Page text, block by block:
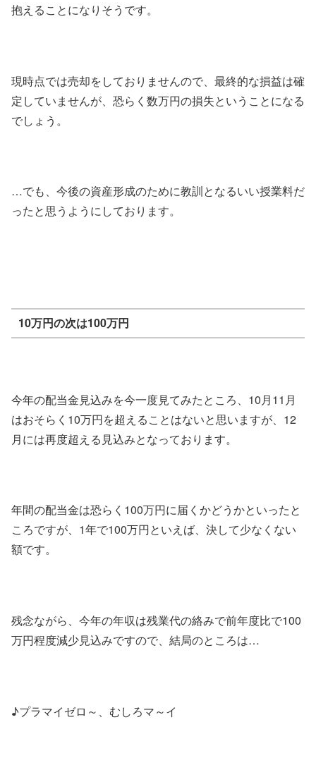
抱えることになりそうです。
現時点では売却をしておりませんので、最終的な損益は確
定していませんが、恐らく数万円の損失ということになる
でしょう。
…でも、今後の資産形成のために教訓となるいい授業料だ
ったと思うようにしております。
10万円の次は100万円
今年の配当金見込みを今一度見てみたところ、10月11月
はおそらく10万円を超えることはないと思いますが、12
月には再度超える見込みとなっております。
年間の配当金は恐らく100万円に届くかどうかといったと
ころですが、1年で100万円といえば、決して少なくない
額です。
残念ながら、今年の年収は残業代の絡みで前年度比で100
万円程度減少見込みですので、結局のところは…
♪プラマイゼロ～、むしろマ～イ